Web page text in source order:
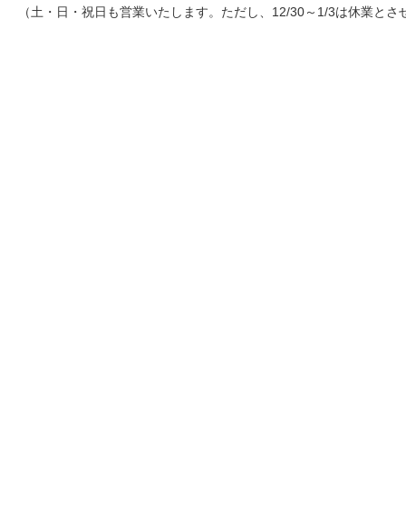
（土・日・祝日も営業いたします。ただし、12/30～1/3は休業とさ